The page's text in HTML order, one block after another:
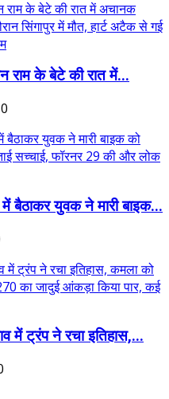
राम के बेटे की रात में...
0
बैठाकर युवक ने मारी बाइक...
में ट्रंप ने रचा इतिहास,...